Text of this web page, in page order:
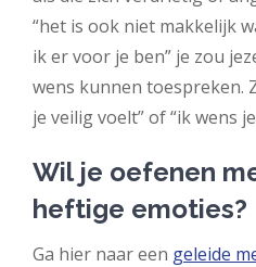
“het is ook niet makkelijk
ik er voor je ben” je zou
wens kunnen toespreken.
je veilig voelt” of “ik wens
Wil je oefenen
heftige emoties?
Ga hier naar een geleide